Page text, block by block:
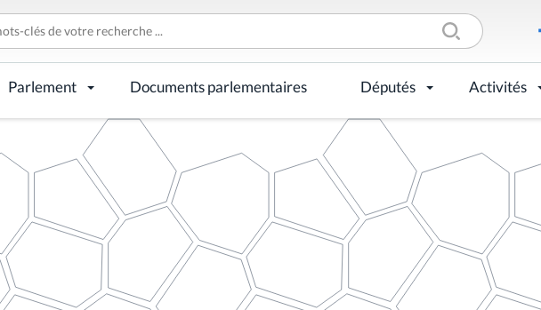
Parlement Documents parlementaires Députés Activités